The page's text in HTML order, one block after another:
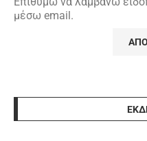
μέσω email.